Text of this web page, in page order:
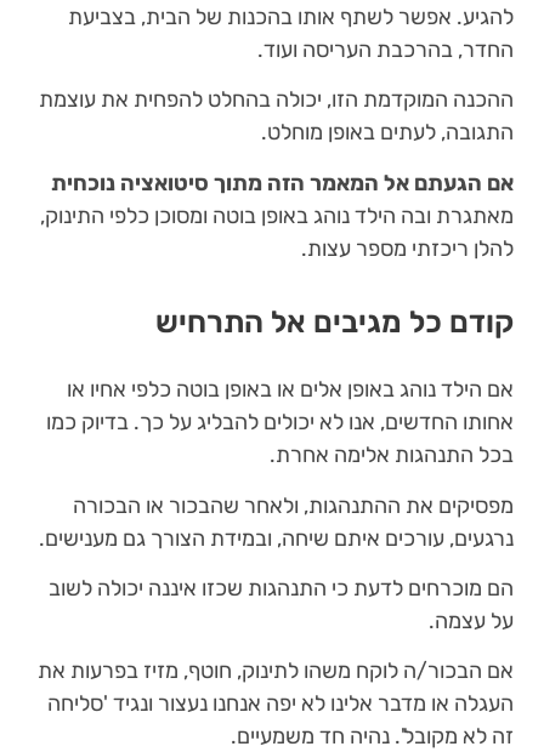
להגיע. אפשר לשתף אותו בהכנות של הבית, בצביעת
החדר, בהרכבת העריסה ועוד.
ההכנה המוקדמת הזו, יכולה בהחלט להפחית את עוצמת
התגובה, לעתים באופן מוחלט.
אם הגעתם אל המאמר הזה מתוך סיטואציה נוכחית
מאתגרת ובה הילד נוהג באופן בוטה ומסוכן כלפי התינוק,
להלן ריכזתי מספר עצות.
קודם כל מגיבים אל התרחיש
אם הילד נוהג באופן אלים או באופן בוטה כלפי אחיו או
אחותו החדשים, אנו לא יכולים להבליג על כך. בדיוק כמו
בכל התנהגות אלימה אחרת.
מפסיקים את ההתנהגות, ולאחר שהבכור או הבכורה
נרגעים, עורכים איתם שיחה, ובמידת הצורך גם מענישים.
הם מוכרחים לדעת כי התנהגות שכזו איננה יכולה לשוב
על עצמה.
אם הבכור/ה לוקח משהו לתינוק, חוטף, מזיז בפרעות את
העגלה או מדבר אלינו לא יפה אנחנו נעצור ונגיד 'סליחה
זה לא מקובל'. נהיה חד משמעיים.